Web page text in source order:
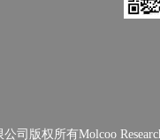
司版权所有Molcoo